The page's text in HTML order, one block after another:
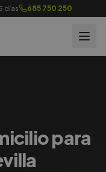
días 685 750 250
para